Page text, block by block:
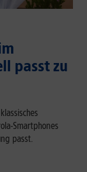
passt zu
Smartphones
passt.